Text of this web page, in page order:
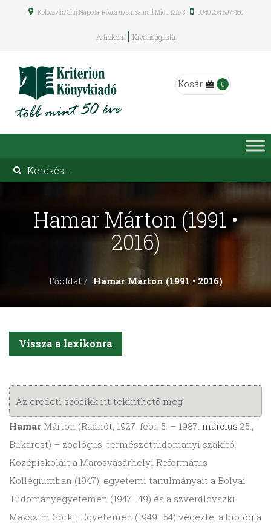
Kolozsvár/Cluj Napoca, Rózsa u./str. Samuil Micu 12A/3 0040 264 597 450
A fiókom Kívánságlista
Kosár 0
Hamar Márton (1991 •
2016)
Főoldal Hamar Márton (1991 • 2016)
Vissza a lexikonra
Az eredeti szócikk itt tekinthető meg
Hamar Márton (Radnót, 1927. febr. 5. – 1987. március 25.,
Bukarest) – zoológus, természettudományi szakíró.
Középiskoláit a Marosvásárhelyi Református
Kollégiumban (1947), egyetemi tanulmányait a Bolyai
Tudományegyetemen (1947–49) és a szverdlovszki
Makszim Gorkij Egyetemen (1949–54) végezte, a biológia